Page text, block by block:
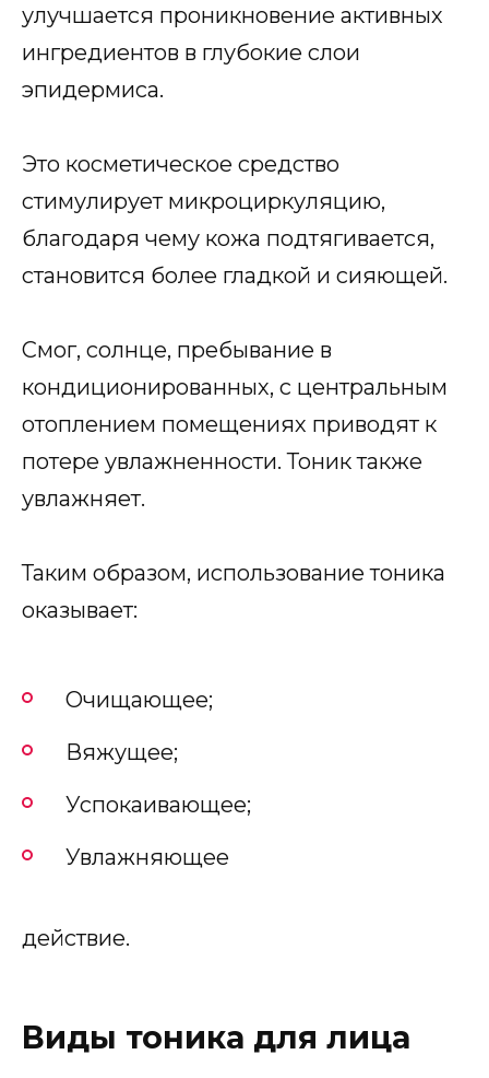
улучшается проникновение активных
ингредиентов в глубокие слои
эпидермиса.
Это косметическое средство
стимулирует микроциркуляцию,
благодаря чему кожа подтягивается,
становится более гладкой и сияющей.
Смог, солнце, пребывание в
кондиционированных, с центральным
отоплением помещениях приводят к
потере увлажненности. Тоник также
увлажняет.
Таким образом, использование тоника
оказывает:
Очищающее;
Вяжущее;
Успокаивающее;
Увлажняющее
действие.
Виды тоника для лица